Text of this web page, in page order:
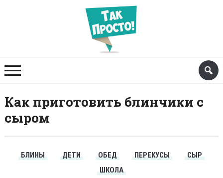
Как приготовить блинчики с
сыром
БЛИНЫ ДЕТИ ОБЕД ПЕРЕКУСЫ
СЫР
ШКОЛА